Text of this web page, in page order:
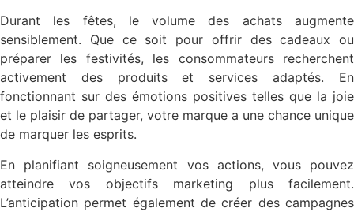
Durant les fêtes, le volume des achats augmente
sensiblement. Que ce soit pour offrir des cadeaux ou
préparer les festivités, les consommateurs recherchent
activement des produits et services adaptés. En
fonctionnant sur des émotions positives telles que la joie
et le plaisir de partager, votre marque a une chance unique
de marquer les esprits.
En planifiant soigneusement vos actions, vous pouvez
atteindre vos objectifs marketing plus facilement.
L’anticipation permet également de créer des campagnes